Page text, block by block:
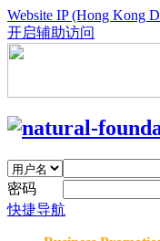
Website IP (Hong Kong
开启辅助访问
密码
快捷导航